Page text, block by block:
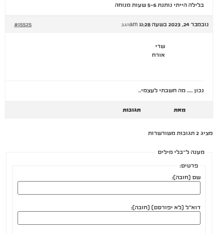
בלילה הייתי נותנת 5-6 שעות מנוחה
נובמבר 24, 2023 בשעה 11:28 am #15525 הגב
שרי
אורח
נכון …. מה חשבתי לעצמי..
מאת תגובות
מציג 2 תגובות משורשרות
מענה ל־בלי מילים
פרטים:
שם (חובה):
דוא"ל (לא יפורסם) (חובה):